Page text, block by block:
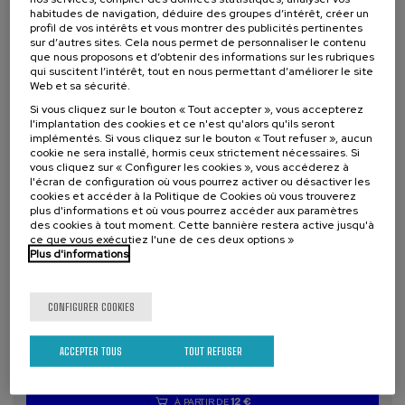
À PARTIR DE 22 €
Dernières
places
Gratuit
passée
d'attente
Période
d'inscription
terminée
SCIENCE ET TECHNOLOGIE SANTÉ
LINGUISTIQUE ET LITTÉRATURE
COURS D'ÉTÉ
Osasuna eta hizkuntza IX: Euskara, adimen
artifiziala eta osasuna
10 h. Basque .
À PARTIR DE12 €
habitudes de navigation, déduire des groupes d’intérêt, créer un
profil de vos intérêts et vous montrer des publicités pertinentes
sur d’autres sites. Cela nous permet de personnaliser le contenu
que nous proposons et d’obtenir des informations sur les rubriques
qui suscitent l’intérêt, tout en nous permettant d’améliorer le site
Web et sa sécurité.
Si vous cliquez sur le bouton « Tout accepter », vous accepterez
l'implantation des cookies et ce n'est qu'alors qu'ils seront
implémentés. Si vous cliquez sur le bouton « Tout refuser », aucun
cookie ne sera installé, hormis ceux strictement nécessaires. Si
vous cliquez sur « Configurer les cookies », vous accéderez à
l'écran de configuration où vous pourrez activer ou désactiver les
cookies et accéder à la Politique de Cookies où vous trouverez
plus d'informations et où vous pourrez accéder aux paramètres
des cookies à tout moment. Cette bannière restera active jusqu'à
ce que vous exécutiez l'une de ces deux options »
Plus d'informations
CONFIGURER COOKIES
TOUT REFUSER
ACCEPTER TOUS